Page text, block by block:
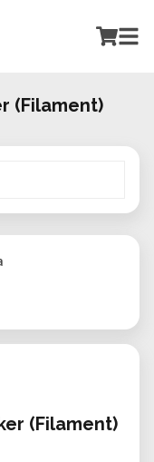
(Filament)
(Filament)